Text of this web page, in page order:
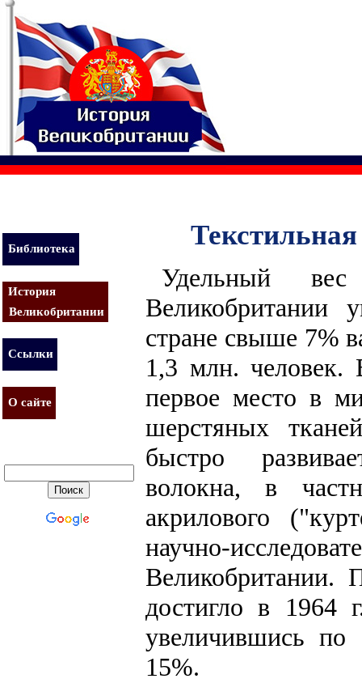
Библиотека
История
Великобритании
Ссылки
О сайте
Удельный
стране свыше 7%
1,3 млн. человек.
первое место в
шерстяных
быстро
волокна, в
акрилового
научно-
Великобритании.
достигло в 1964
увеличившись
15%.